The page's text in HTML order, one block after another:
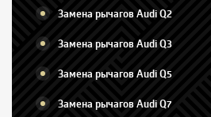
Замена рычагов Audi Q2
Замена рычагов Audi Q3
Замена рычагов Audi Q5
Замена рычагов Audi Q7